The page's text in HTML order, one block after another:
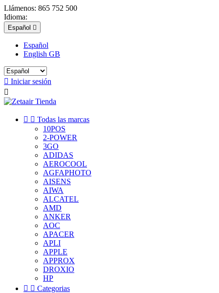
Llámenos: 865 752 500
Idioma:
Español 
Español
English GB
 Iniciar sesión

  Todas las marcas
10POS
2-POWER
3GO
ADIDAS
AEROCOOL
AGFAPHOTO
AISENS
AIWA
ALCATEL
AMD
ANKER
AOC
APACER
APLI
APPLE
APPROX
DROXIO
HP
  Categorias